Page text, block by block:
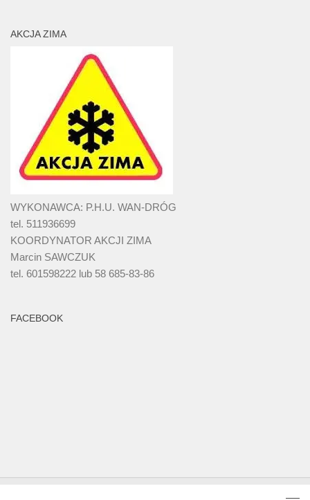
AKCJA ZIMA
WYKONAWCA: P.H.U. WAN-DRÓG
tel. 511936699
KOORDYNATOR AKCJI ZIMA
Marcin SAWCZUK
tel. 601598222 lub 58 685-83-86
FACEBOOK